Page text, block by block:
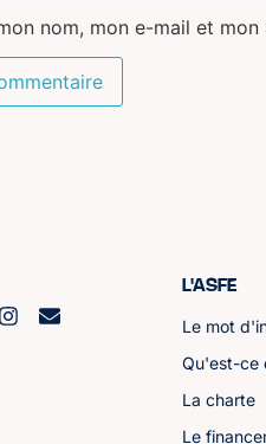
nom, mon e-mail et
L'ASFE
Le mot
Qu'est-ce
La charte
Le